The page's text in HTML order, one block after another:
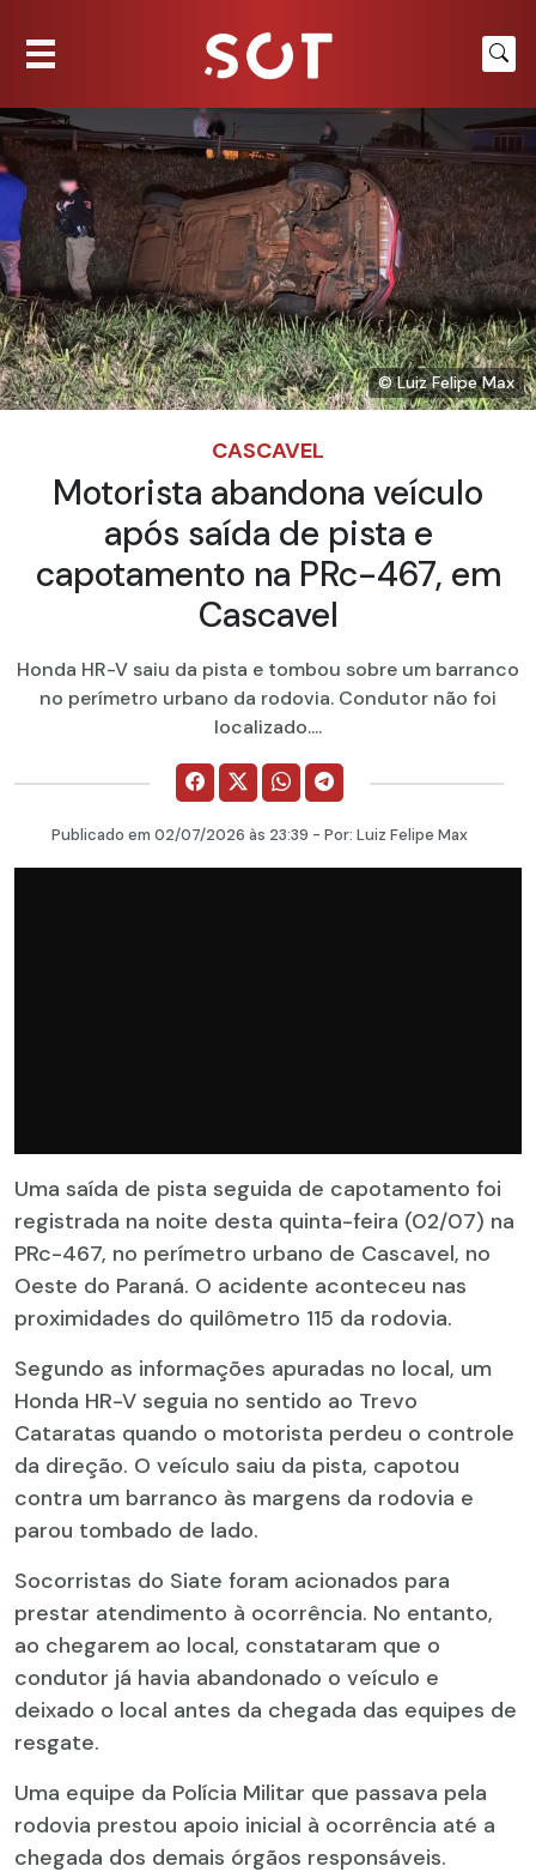
© Luiz Felipe Max
CASCAVEL
Motorista abandona veículo
após saída de pista e
capotamento na PRc-467, em
Cascavel
Honda HR-V saiu da pista e tombou sobre um barranco
no perímetro urbano da rodovia. Condutor não foi
localizado....
Publicado em 02/07/2026 às 23:39 - Por: Luiz Felipe Max
Uma saída de pista seguida de capotamento foi
registrada na noite desta quinta-feira (02/07) na
PRc-467, no perímetro urbano de Cascavel, no
Oeste do Paraná. O acidente aconteceu nas
proximidades do quilômetro 115 da rodovia.
Segundo as informações apuradas no local, um
Honda HR-V seguia no sentido ao Trevo
Cataratas quando o motorista perdeu o controle
da direção. O veículo saiu da pista, capotou
contra um barranco às margens da rodovia e
parou tombado de lado.
Socorristas do Siate foram acionados para
prestar atendimento à ocorrência. No entanto,
ao chegarem ao local, constataram que o
condutor já havia abandonado o veículo e
deixado o local antes da chegada das equipes de
resgate.
Uma equipe da Polícia Militar que passava pela
rodovia prestou apoio inicial à ocorrência até a
chegada dos demais órgãos responsáveis.